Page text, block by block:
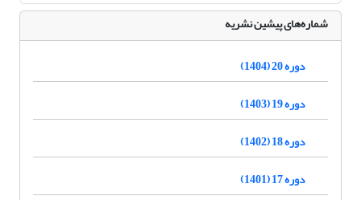
شماره‌های پیشین نشریه
دوره 20 (1404)
دوره 19 (1403)
دوره 18 (1402)
دوره 17 (1401)